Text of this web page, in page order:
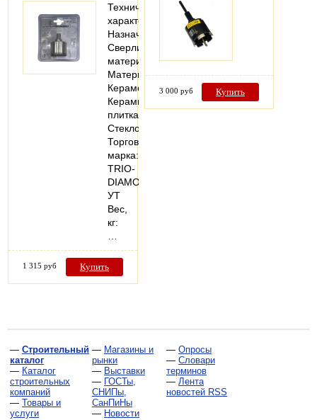
Технические
характеристики
Назначение:
Сверлить
материал
Материалы:
Керамогранит;
Керамическая
плитка;
Стекло
Торговая
марка:
TRIO-
DIAMOND
УТ
Вес,
кг:
1 315 руб Купить
3 000 руб Купить
— Строительный
каталог
— Каталог
строительных
компаний
— Товары и
услуги
— Магазины и
рынки
— Выставки
— ГОСТы,
СНИПы,
СанПиНы
— Новости
— Опросы
— Словари
терминов
— Лента
новостей RSS